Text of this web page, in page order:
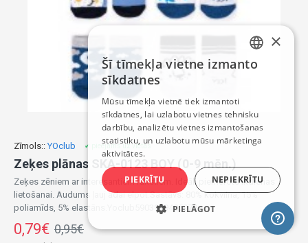
Zīmols:: YOclub ✔ pieejams uz vietas
Zeķes plānas SKA-0123 BOY (0-9 mēn.)
Zeķes zēniem ar interesantiem rakstiem. Ideāli piemērots ikdienas
lietošanai. Audums ļauj ādai elpot.Sastāvs: 80% kokvilna, 15%
poliamīds, 5% elastāns.Yoclub5903999485979..
0,79€ 0,95€
LATVIAN
ENGLISH
×
Šī tīmekļa vietne izmanto
sīkdatnes
Mūsu tīmekļa vietnē tiek izmantoti
sīkdatnes, lai uzlabotu vietnes tehnisku
darbību, analizētu vietnes izmantošanas
statistiku, un uzlabotu mūsu mārketinga
aktivitātes.
PIEKRĪTU NEPIEKRĪTU
PIELĀGOT